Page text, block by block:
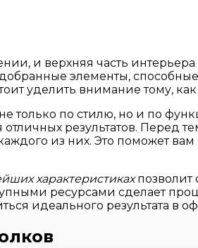
и верхняя часть
элементы,
уделить внимание тому,
только по стилю, но и по
результатов. Перед
из них. Это поможет
характеристикахпозволит
ресурсами сделает
идеального результата в